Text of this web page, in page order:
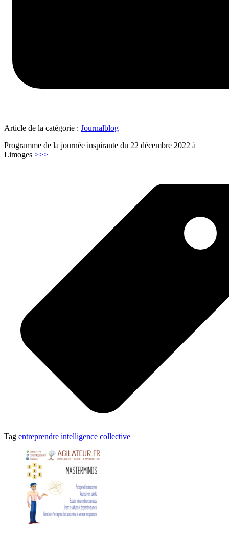
Article de la catégorie : Journalblog
Programme de la journée inspirante du 22 décembre 2022 à
Limoges >>>"Journée
Tag entreprendre intelligence collective